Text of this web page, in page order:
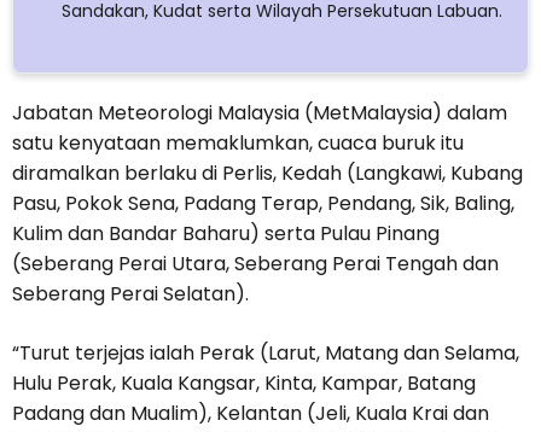
Sandakan, Kudat serta Wilayah Persekutuan Labuan.
Jabatan Meteorologi Malaysia (MetMalaysia) dalam
satu kenyataan memaklumkan, cuaca buruk itu
diramalkan berlaku di Perlis, Kedah (Langkawi, Kubang
Pasu, Pokok Sena, Padang Terap, Pendang, Sik, Baling,
Kulim dan Bandar Baharu) serta Pulau Pinang
(Seberang Perai Utara, Seberang Perai Tengah dan
Seberang Perai Selatan).
“Turut terjejas ialah Perak (Larut, Matang dan Selama,
Hulu Perak, Kuala Kangsar, Kinta, Kampar, Batang
Padang dan Mualim), Kelantan (Jeli, Kuala Krai dan